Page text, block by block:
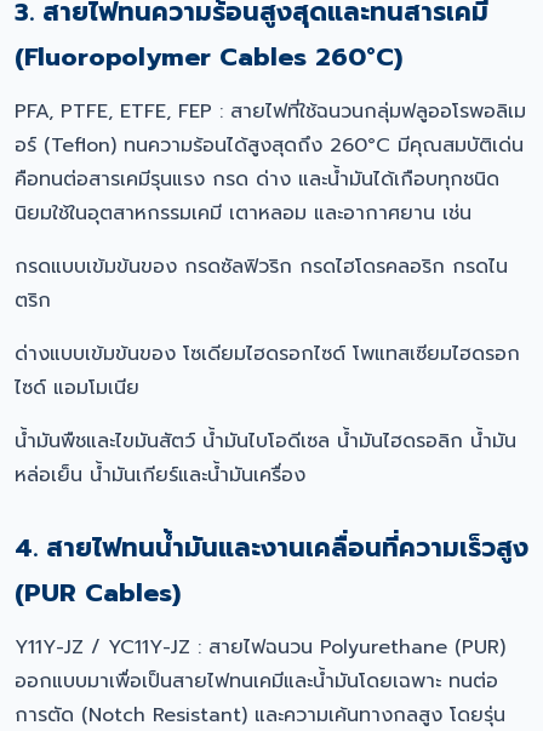
3. สายไฟทนความร้อนสูงสุดและทนสารเคมี
(Fluoropolymer Cables 260°C)
PFA, PTFE, ETFE, FEP : สายไฟที่ใช้ฉนวนกลุ่มฟลูออโรพอลิเม
อร์ (Teflon) ทนความร้อนได้สูงสุดถึง 260°C มีคุณสมบัติเด่น
คือทนต่อสารเคมีรุนแรง กรด ด่าง และน้ำมันได้เกือบทุกชนิด
นิยมใช้ในอุตสาหกรรมเคมี เตาหลอม และอากาศยาน เช่น
กรดแบบเข้มข้นของ กรดซัลฟิวริก กรดไฮโดรคลอริก กรดไน
ตริก
ด่างแบบเข้มข้นของ โซเดียมไฮดรอกไซด์ โพแทสเซียมไฮดรอก
ไซด์ แอมโมเนีย
น้ำมันพืชและไขมันสัตว์ น้ำมันไบโอดีเซล น้ำมันไฮดรอลิก น้ำมัน
หล่อเย็น น้ำมันเกียร์และน้ำมันเครื่อง
4. สายไฟทนน้ำมันและงานเคลื่อนที่ความเร็วสูง
(PUR Cables)
Y11Y-JZ / YC11Y-JZ : สายไฟฉนวน Polyurethane (PUR)
ออกแบบมาเพื่อเป็นสายไฟทนเคมีและน้ำมันโดยเฉพาะ ทนต่อ
การตัด (Notch Resistant) และความเค้นทางกลสูง โดยรุ่น